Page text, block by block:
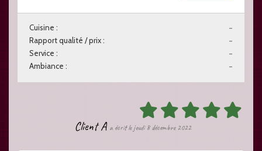
-
Cuisine :
-
Rapport qualité / prix :
-
Service :
-
Ambiance :
Client A a écrit le jeudi 8 décembre 2022